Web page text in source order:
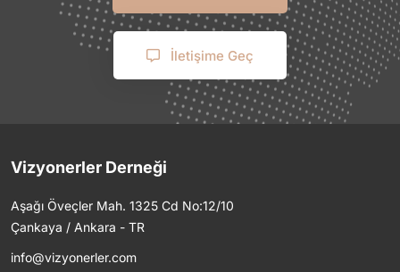
İletişime Geç
Vizyonerler Derneği
Aşağı Öveçler Mah. 1325 Cd No:12/10
Çankaya / Ankara - TR
info@vizyonerler.com